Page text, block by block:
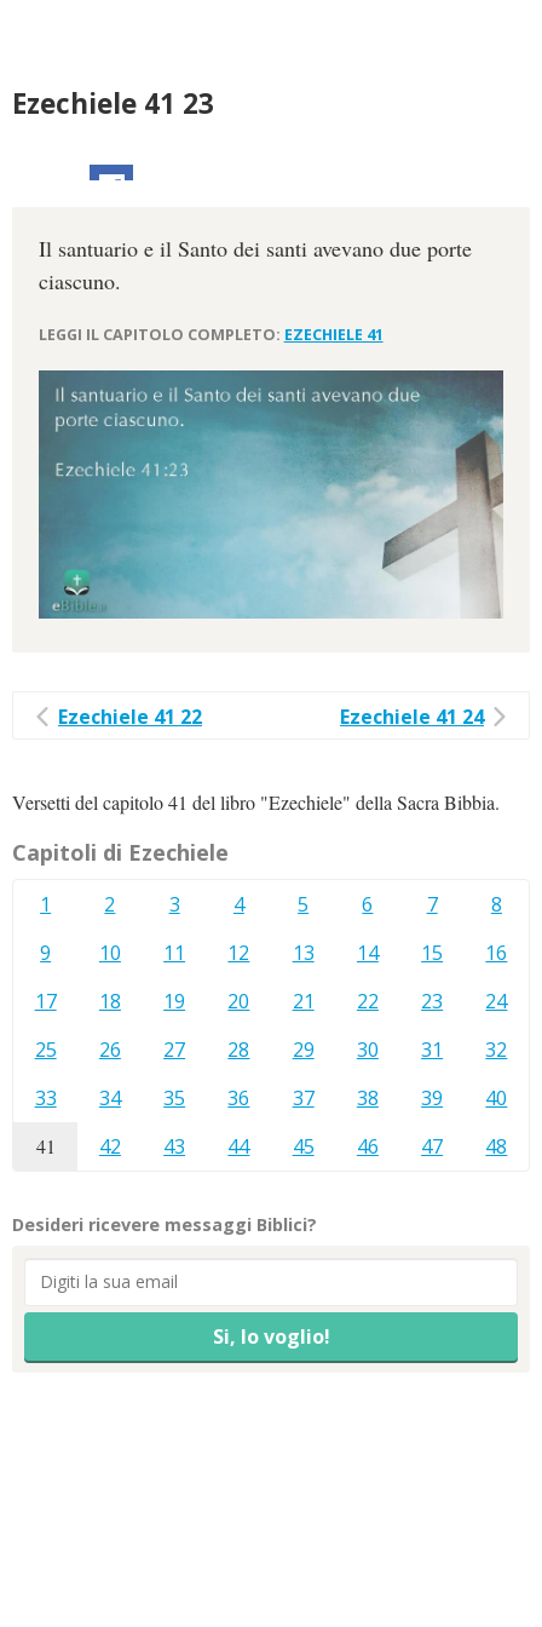
Ezechiele 41 23
Il santuario e il Santo dei santi avevano due porte
ciascuno.
LEGGI IL CAPITOLO COMPLETO: EZECHIELE 41
Ezechiele 41 22 Ezechiele 41 24
Versetti del capitolo 41 del libro "Ezechiele" della Sacra Bibbia.
Capitoli di Ezechiele
1 2 3 4 5 6 7
8
9
10 11 12 13 14 15
16
17
18 19 20 21 22 23
24
25
26 27 28 29 30 31
32
33
34 35 36 37 38 39 40
41 42 43 44 45 46 47 48
Desideri ricevere messaggi Biblici?